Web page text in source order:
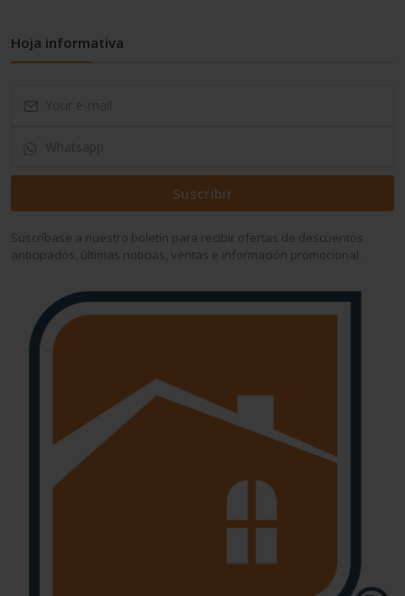
Hoja informativa
Suscribir
Suscríbase a nuestro boletín para recibir ofertas de descuentos
anticipados, últimas noticias, ventas e información promocional.